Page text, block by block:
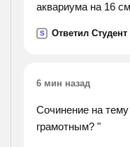
аквариума на 16
S Ответил Студент
6 мин назад
Сочинение на
грамотным? "